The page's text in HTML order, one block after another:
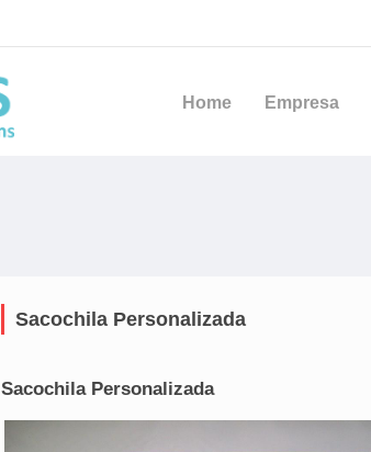
Home Empresa
Sacochila Personalizada
Sacochila Personalizada